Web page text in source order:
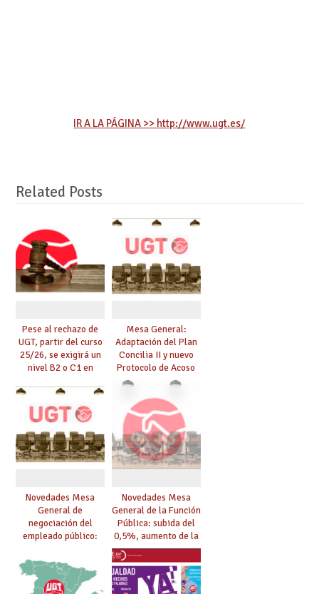
IR A LA PÁGINA >> http://www.ugt.es/
Related Posts
Pese al rechazo de
UGT, partir del curso
25/26, se exigirá un
nivel B2 o C1 en
de EEMM,
dependiendo de la
experiencia
Mesa General:
Adaptación del Plan
Concilia II y nuevo
Protocolo de Acoso
Sexual
Novedades Mesa
General de
negociación del
empleado público:
2023
Novedades Mesa
General de la Función
Pública: subida del
0,5%, aumento de la
compensación por
kilometraje,
adaptación del Plan
Concilia II…